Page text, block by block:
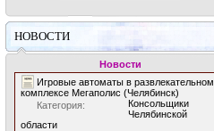
НОВОСТИ
Новости
Игровые автоматы в развлекательном
комплексе Мегаполис (Челябинск)
Категория:
Консольщики
Челябинской
области